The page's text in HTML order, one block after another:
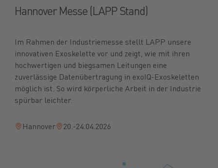
Hannover Messe (LAPP Stand)
Im Rahmen der Industriemesse stellt LAPP unsere
innovativen Exoskelette vor und zeigt, wie mit ihren
hochwertigen und biegsamen Leitungen eine
zuverlässige Datenübertragung in exoIQ-Exoskeletten
möglich ist. So wird körperliche Arbeit in der Industrie
spürbar leichter.
Hannover 20.-24.04.2026